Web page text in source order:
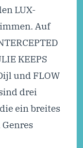
LUX-
Auf
KEEPS
und FLOW
drei
ein breites